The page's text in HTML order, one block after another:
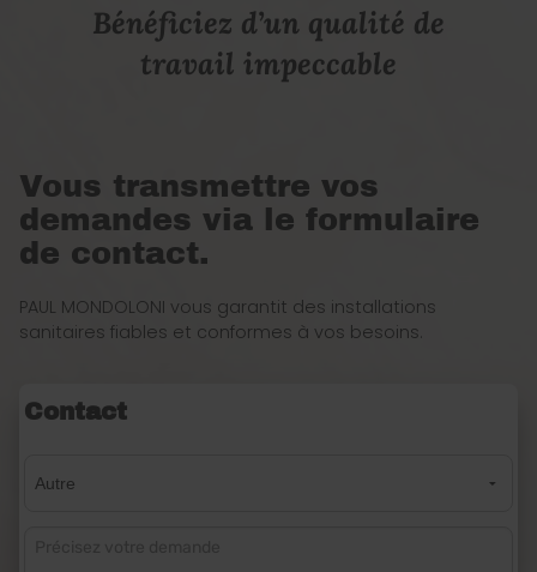
Bénéficiez d’un qualité de
travail impeccable
Vous transmettre vos
demandes via le formulaire
de contact.
PAUL MONDOLONI vous garantit des installations
sanitaires fiables et conformes à vos besoins.
Contact